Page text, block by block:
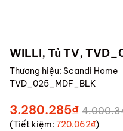
WILLI, Tủ TV,
Thương hiệu: Scandi Home
TVD_025_MDF_BLK
3.280.285₫
(Tiết kiệm: 720.062₫)